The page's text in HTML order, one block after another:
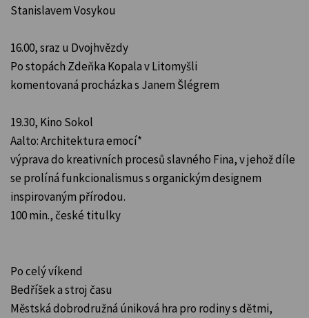
Stanislavem Vosykou
16.00, sraz u Dvojhvězdy
Po stopách Zdeňka Kopala v Litomyšli
komentovaná procházka s Janem Šlégrem
19.30, Kino Sokol
Aalto: Architektura emocí*
výprava do kreativních procesů slavného Fina, v jehož díle
se prolíná funkcionalismus s organickým designem
inspirovaným přírodou.
100 min., české titulky
Po celý víkend
Bedříšek a stroj času
Městská dobrodružná úniková hra pro rodiny s dětmi,